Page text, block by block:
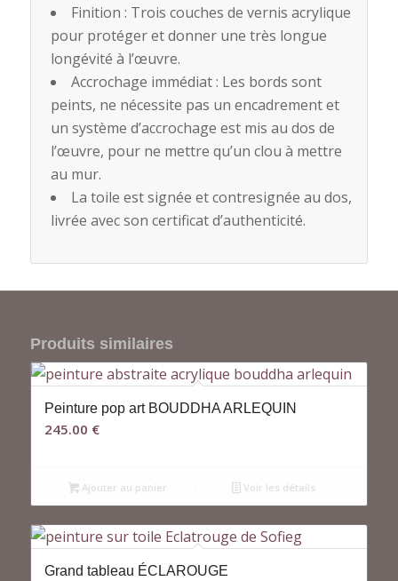
Finition : Trois couches de vernis acrylique
pour protéger et donner une très longue
longévité à l’œuvre.
Accrochage immédiat : Les bords sont
peints, ne nécessite pas un encadrement et
un système d’accrochage est mis au dos de
l’œuvre, pour ne mettre qu’un clou à mettre
au mur.
La toile est signée et contresignée au dos,
livrée avec son certificat d’authenticité.
Produits similaires
Peinture pop art BOUDDHA ARLEQUIN
245.00 €
Ajouter au panier Voir les détails
Grand tableau ÉCLAROUGE